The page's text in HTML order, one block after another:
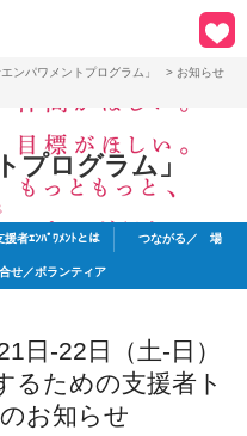
ンパワメントプログラム」 > お知らせ
プログラム」
援者ｴﾝﾊﾟﾜﾒﾝﾄとは つながる／ 場
せ／ボランティア
日-22日（土-日）
るための支援者ト
お知らせ